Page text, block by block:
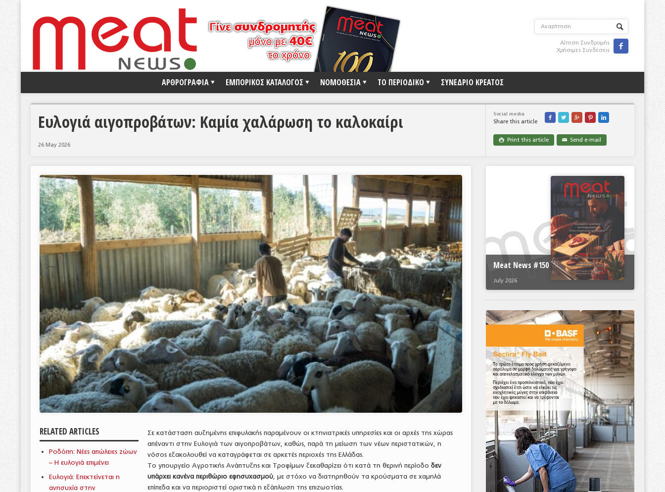
Αίτηση Συνδρομής
Χρήσιμες Συνδέσεις

ΑΡΘΡΟΓΡΑΦΙΑ ΕΜΠΟΡΙΚΟΣ ΚΑΤΑΛΟΓΟΣ ΝΟΜΟΘΕΣΙΑ ΤΟ ΠΕΡΙΟΔΙΚΟ ΣΥΝΕΔΡΙΟ ΚΡΕΑΤΟΣ
Social media
Share this article
    
 Print this article ✉ Send e-mail
Ευλογιά αιγοπροβάτων: Καμία χαλάρωση το καλοκαίρι
26 May 2026
RELATED ARTICLES
Ροδόπη: Νέες απώλειες ζώων
– Η ευλογιά επιμένει
Ευλογιά: Επεκτείνεται η
ανησυχία στην
Σε κατάσταση αυξημένης επιφυλακής παραμένουν οι κτηνιατρικές υπηρεσίες και οι αρχές της χώρας
απέναντι στην Ευλογιά των αιγοπροβάτων, καθώς, παρά τη μείωση των νέων περιστατικών, η
νόσος εξακολουθεί να καταγράφεται σε αρκετές περιοχές της Ελλάδας.
Το yπουργείο Αγροτικής Ανάπτυξης και Τροφίμων ξεκαθαρίζει ότι κατά τη θερινή περίοδοδεν
υπάρχει κανένα περιθώριο εφησυχασμού, με στόχο να διατηρηθούν τα κρούσματα σε χαμηλά
επίπεδα και να περιοριστεί οριστικά η εξάπλωση της επιζωοτίας.
Meat News #150
July 2026